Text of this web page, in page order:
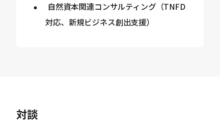
自然資本関連コンサルティング（TNFD
対応、新規ビジネス創出支援）
対談